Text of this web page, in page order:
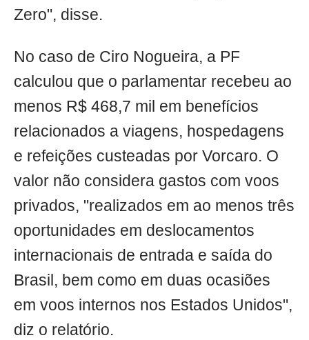
Zero", disse.
No caso de Ciro Nogueira, a PF
calculou que o parlamentar recebeu ao
menos R$ 468,7 mil em benefícios
relacionados a viagens, hospedagens
e refeições custeadas por Vorcaro. O
valor não considera gastos com voos
privados, "realizados em ao menos três
oportunidades em deslocamentos
internacionais de entrada e saída do
Brasil, bem como em duas ocasiões
em voos internos nos Estados Unidos",
diz o relatório.